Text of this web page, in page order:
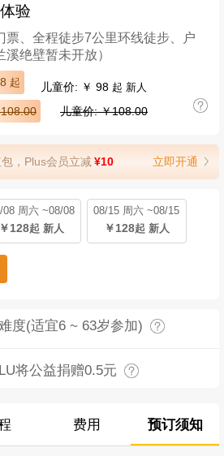
验
票、全程徒步7公里环线徒步、户
绝壁暂未开放）
起 儿童价: ￥ 98 起 新人
儿童价: ￥108.00
，Plus会员立减¥10 立即开通
08 周六 ~08/08
￥128起 新人
08/15 周六 ~08/15
￥128起 新人
度(适宜6 ~ 63岁参加)
将公益捐赠0.5元
费用 预订须知